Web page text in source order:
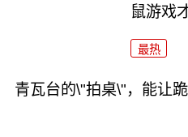
鼠游戏
最热
青瓦台的\"拍桌\"，能让